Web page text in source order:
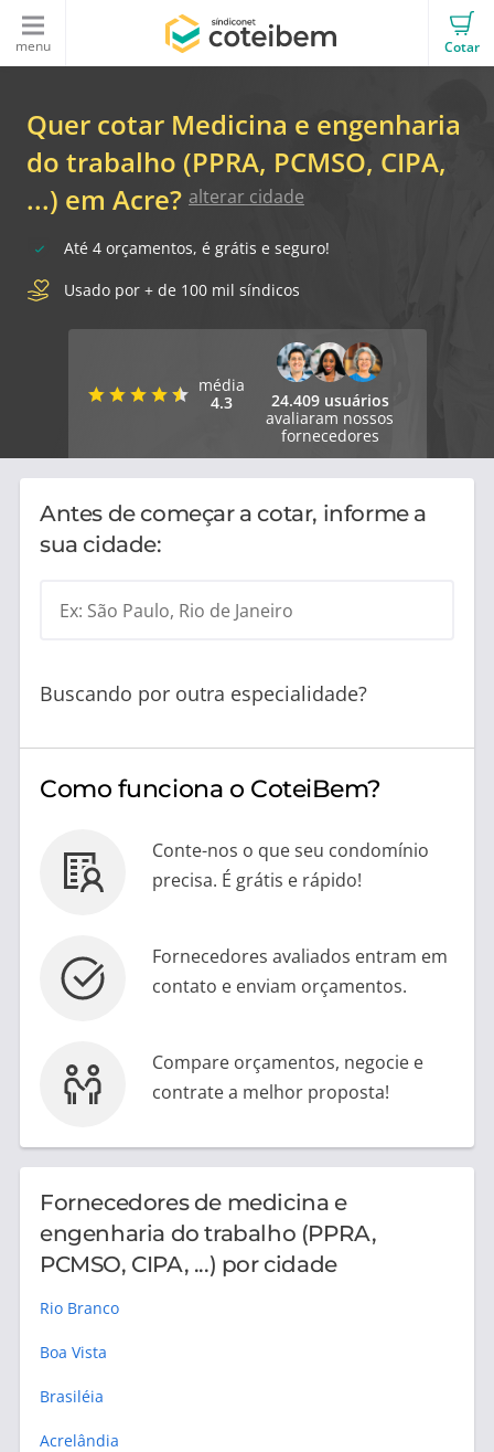
menu Cotar
Quer cotar Medicina e engenharia
do trabalho (PPRA, PCMSO, CIPA,
...) em Acre? alterar cidade
Até 4 orçamentos, é grátis e seguro!
Usado por + de 100 mil síndicos
média
4.3
24.409 usuários
avaliaram nossos
fornecedores
Antes de começar a cotar, informe a
sua cidade:
Ex: São Paulo, Rio de Janeiro
Buscando por outra especialidade?
Como funciona o CoteiBem?
Conte-nos o que seu condomínio
precisa. É grátis e rápido!
Fornecedores avaliados entram em
contato e enviam orçamentos.
Compare orçamentos, negocie e
contrate a melhor proposta!
Fornecedores de medicina e
engenharia do trabalho (PPRA,
PCMSO, CIPA, ...) por cidade
Rio Branco
Boa Vista
Brasiléia
Acrelândia